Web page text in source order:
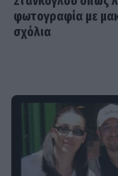
φωτογραφία με
σχόλια